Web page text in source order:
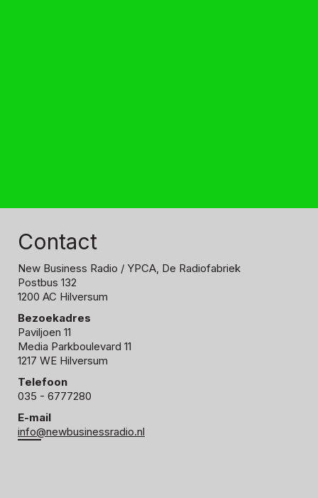
Contact
New Business Radio / YPCA, De Radiofabriek
Postbus 132
1200 AC Hilversum
Bezoekadres
Paviljoen 11
Media Parkboulevard 11
1217 WE Hilversum
Telefoon
035 - 6777280
E-mail
info@newbusinessradio.nl